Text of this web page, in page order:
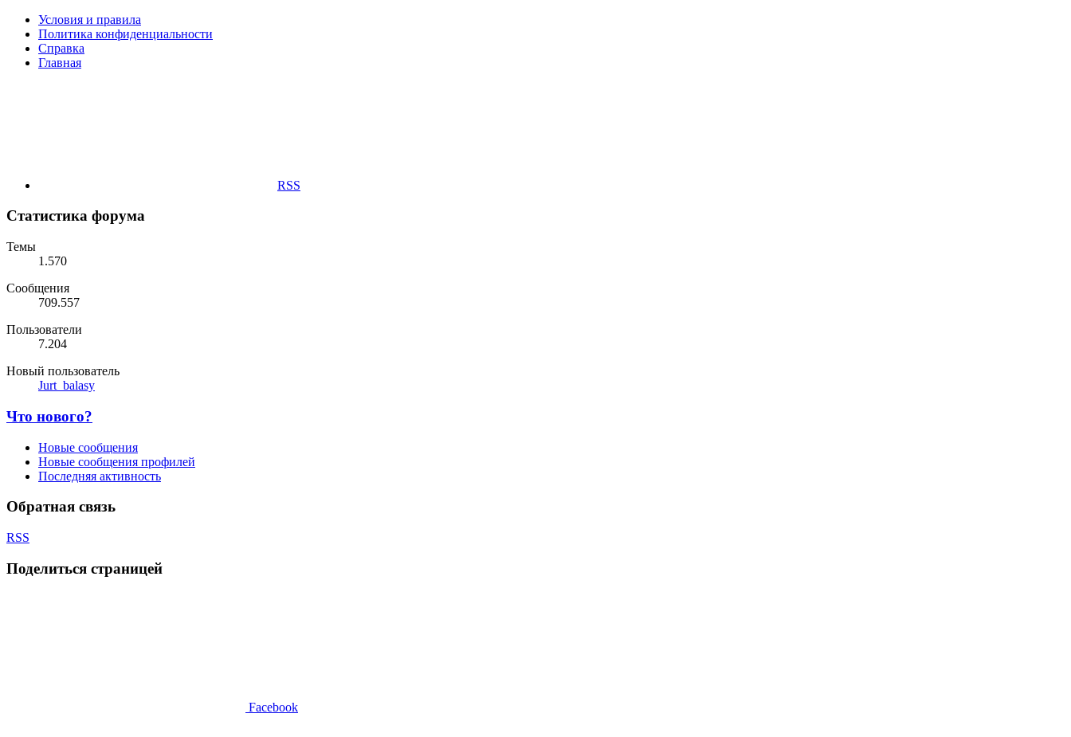
Условия и правила
Политика конфиденциальности
Справка
Главная
RSS
Статистика форума
Темы
1.570
Сообщения
709.557
Пользователи
7.204
Новый пользователь
Jurt_balasy
Что нового?
Новые сообщения
Новые сообщения профилей
Последняя активность
Обратная связь
RSS
Поделиться страницей
Facebook